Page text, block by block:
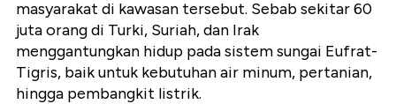
masyarakat di kawasan tersebut. Sebab sekitar 60
juta orang di Turki, Suriah, dan Irak
menggantungkan hidup pada sistem sungai Eufrat-
Tigris, baik untuk kebutuhan air minum, pertanian,
hingga pembangkit listrik.